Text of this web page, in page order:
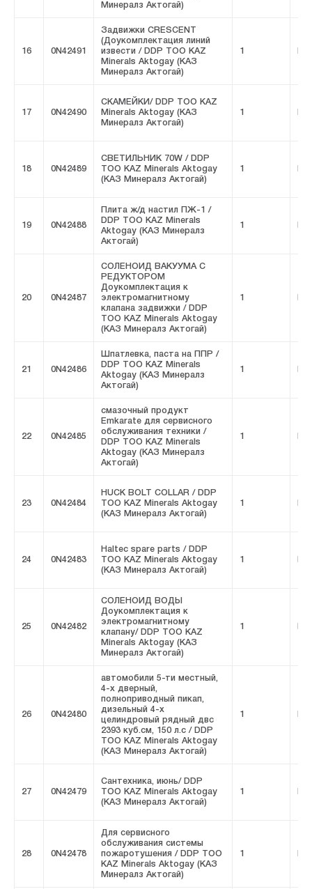
Минералз Актогай)
16 0N42491
Задвижки CRESCENT
(Доукомплектация линий
извести / DDP ТОО KAZ
Minerals Aktogay (КАЗ
Минералз Актогай)
1
17 0N42490
СКАМЕЙКИ/ DDP ТОО KAZ
Minerals Aktogay (КАЗ
Минералз Актогай)
1
18 0N42489
СВЕТИЛЬНИК 70W / DDP
ТОО KAZ Minerals Aktogay
(КАЗ Минералз Актогай)
1
19 0N42488
Плита ж/д настил ПЖ-1 /
DDP ТОО KAZ Minerals
Aktogay (КАЗ Минералз
Актогай)
1
20 0N42487
СОЛЕНОИД ВАКУУМА С
РЕДУКТОРОМ
Доукомплектация к
электромагнитному
клапана задвижки / DDP
ТОО KAZ Minerals Aktogay
(КАЗ Минералз Актогай)
1
21 0N42486
Шпатлевка, паста на ППР /
DDP ТОО KAZ Minerals
Aktogay (КАЗ Минералз
Актогай)
1
22 0N42485
смазочный продукт
Emkarate для сервисного
обслуживания техники /
DDP ТОО KAZ Minerals
Aktogay (КАЗ Минералз
Актогай)
1
23 0N42484
HUCK BOLT COLLAR / DDP
ТОО KAZ Minerals Aktogay
(КАЗ Минералз Актогай)
1
24 0N42483
Haltec spare parts / DDP
ТОО KAZ Minerals Aktogay
(КАЗ Минералз Актогай)
1
25 0N42482
СОЛЕНОИД ВОДЫ
Доукомплектация к
электромагнитному
клапану/ DDP ТОО KAZ
Minerals Aktogay (КАЗ
Минералз Актогай)
1
26 0N42480
автомобили 5-ти местный,
4-х дверный,
полноприводный пикап,
дизельный 4-х
целиндровый рядный двс
2393 куб.см, 150 л.с / DDP
ТОО KAZ Minerals Aktogay
(КАЗ Минералз Актогай)
1
27 0N42479
Сантехника, июнь/ DDP
ТОО KAZ Minerals Aktogay
(КАЗ Минералз Актогай)
1
28 0N42478
Для сервисного
обслуживания системы
пожаротушения / DDP ТОО
KAZ Minerals Aktogay (КАЗ
Минералз Актогай)
1